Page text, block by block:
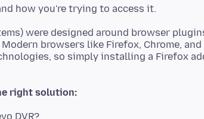
were designed around browser
browsers like Firefox, Chrome, and
so simply installing a Firefox
right solution:
DVR?